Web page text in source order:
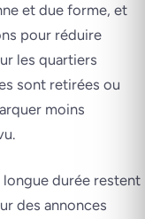
et due forme, et
pour réduire
les quartiers
sont retirées ou
moins
longue durée restent
des annonces